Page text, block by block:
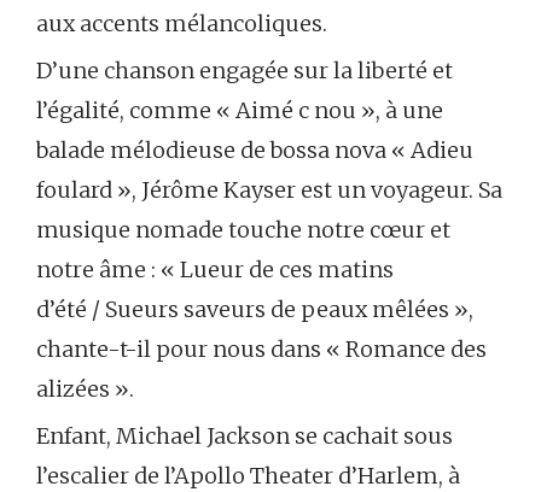
aux accents mélancoliques.
D’une chanson engagée sur la liberté et
l’égalité, comme « Aimé c nou », à une
balade mélodieuse de bossa nova « Adieu
foulard », Jérôme Kayser est un voyageur. Sa
musique nomade touche notre cœur et
notre âme : « Lueur de ces matins
d’été / Sueurs saveurs de peaux mêlées »,
chante-t-il pour nous dans « Romance des
alizées ».
Enfant, Michael Jackson se cachait sous
l’escalier de l’Apollo Theater d’Harlem, à